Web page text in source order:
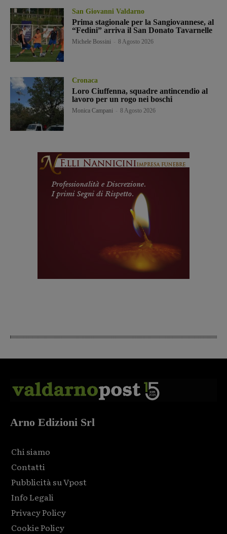
San Giovanni Valdarno
Prima stagionale per la Sangiovannese, al
“Fedini” arriva il San Donato Tavarnelle
Michele Bossini 8 Agosto 2026
Cronaca
Loro Ciuffenna, squadre antincendio al
lavoro per un rogo nei boschi
Monica Campani 8 Agosto 2026
Arno Edizioni Srl
Chi siamo
Contatti
Pubblicità su Vpost
Info Legali
Privacy Policy
Cookie Policy